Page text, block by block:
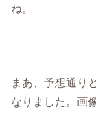
ね。
まあ、予想通り
なりました。画